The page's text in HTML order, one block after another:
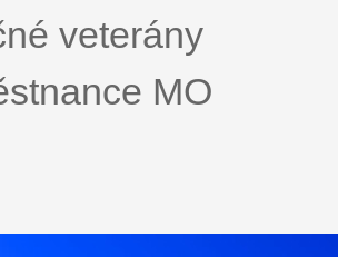
veterány
MO